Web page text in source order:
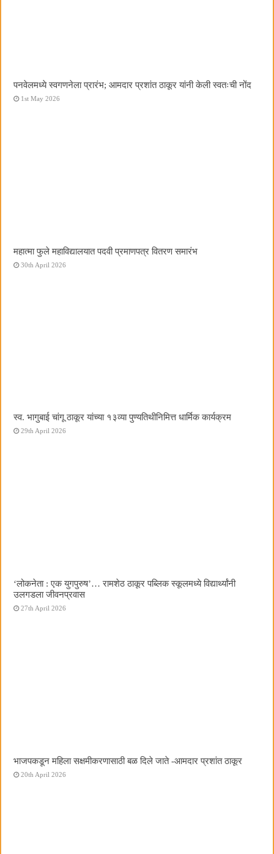
पनवेलमध्ये स्वगणनेला प्रारंभ; आमदार प्रशांत ठाकूर यांनी केली स्वतःची नोंद
1st May 2026
महात्मा फुले महाविद्यालयात पदवी प्रमाणपत्र वितरण समारंभ
30th April 2026
स्व. भागुबाई चांगू ठाकूर यांच्या १३व्या पुण्यतिथीनिमित्त धार्मिक कार्यक्रम
29th April 2026
‌‘लोकनेता : एक युगपुरुष‌’… रामशेठ ठाकूर पब्लिक स्कूलमध्ये विद्यार्थ्यांनी
उलगडला जीवनप्रवास
27th April 2026
भाजपकडून महिला सक्षमीकरणासाठी बळ दिले जाते -आमदार प्रशांत ठाकूर
20th April 2026